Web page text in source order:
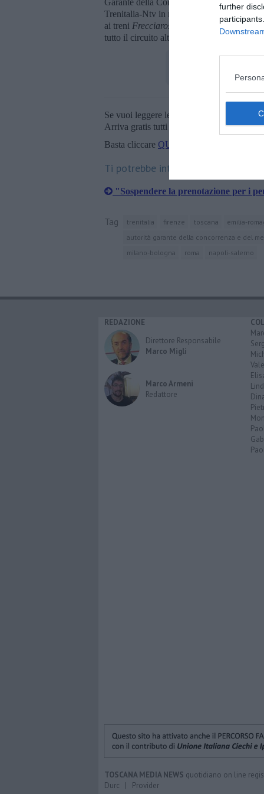
further
Trenitalia-Ntv in modo che per i pendolari
ai treni Frecciarossa
che Italo. Tanto più
tutto il circuito alta Velocità Torino –
Se vuoi leggere le notizie principali della
Arriva gratis tutti i giorni alle 20:00
Basta cliccare QUI
Ti potrebbe interessare anche:
"Sospendere la prenotazione per i
Tag trenitalia firenze toscana emilia-
autorità garante della concorrenza e del
milano-bologna
roma napoli-salerno
REDAZIONE
Direttore Responsabile
Marco Migli
Marco Armeni
Redattore
TOSCANA MEDIA NEWS quotidiano on line
Durc | Provider